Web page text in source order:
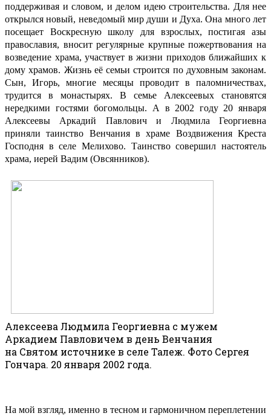
поддерживая и словом, и делом идею строительства. Для нее
открылся новый, неведомый мир души и Духа. Она много лет
посещает Воскресную школу для взрослых, постигая азы
православия, вносит регулярные крупные пожертвования на
возведение храма, участвует в жизни приходов ближайших к
дому храмов. Жизнь её семьи строится по духовным законам.
Сын, Игорь, многие месяцы проводит в паломничествах,
трудится в монастырях. В семье Алексеевых становятся
нередкими гостями богомольцы. А в 2002 году 20 января
Алексеевы Аркадий Павлович и Людмила Георгиевна
приняли таинство Венчания в храме Воздвижения Креста
Господня в селе Мелихово. Таинство совершил настоятель
храма, иерей Вадим (Овсянников).
Алексеева Людмила Георгиевна с мужем
Аркадием Павловичем в день Венчания
на Святом источнике в селе Талеж. Фото Сергея
Гончара. 20 января 2002 года.
На мой взгляд, именно в тесном и гармоничном переплетении